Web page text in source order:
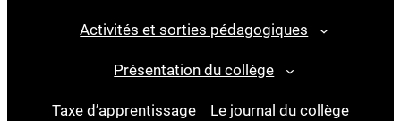
Activités et sorties pédagogiques
Présentation du collège
Taxe d’apprentissage Le journal du collège